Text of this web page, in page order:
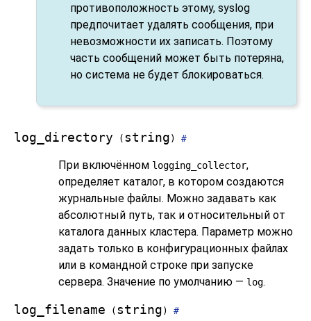
противоположность этому, syslog
предпочитает удалять сообщения, при
невозможности их записать. Поэтому
часть сообщений может быть потеряна,
но система не будет блокироваться.
log_directory ( string ) #
При включённом logging_collector,
определяет каталог, в котором создаются
журнальные файлы. Можно задавать как
абсолютный путь, так и относительный от
каталога данных кластера. Параметр можно
задать только в конфигурационных файлах
или в командной строке при запуске
сервера. Значение по умолчанию — log.
log_filename ( string ) #